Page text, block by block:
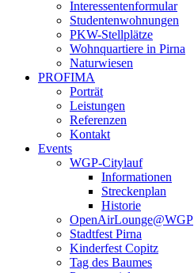
Interessentenformular
Studentenwohnungen
PKW-Stellplätze
Wohnquartiere in Pirna
Naturwiesen
PROFIMA
Porträt
Leistungen
Referenzen
Kontakt
Events
WGP-Citylauf
Informationen
Streckenplan
Historie
OpenAirLounge@WGP
Stadtfest Pirna
Kinderfest Copitz
Tag des Baumes